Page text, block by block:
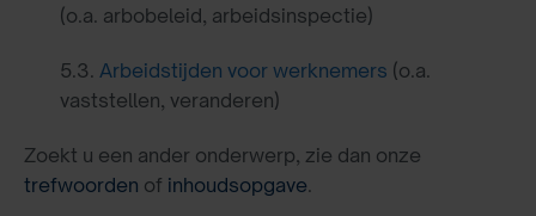
(o.a. arbobeleid, arbeidsinspectie)
5.3. Arbeidstijden voor werknemers (o.a.
vaststellen, veranderen)
Zoekt u een ander onderwerp, zie dan onze
trefwoorden of inhoudsopgave.